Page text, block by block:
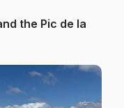
the Pic de la